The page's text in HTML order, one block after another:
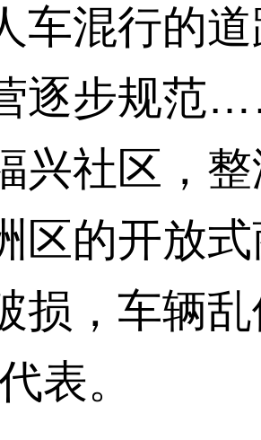
混行的道
逐步规范
兴社区，
区的开放
损，车辆
表。